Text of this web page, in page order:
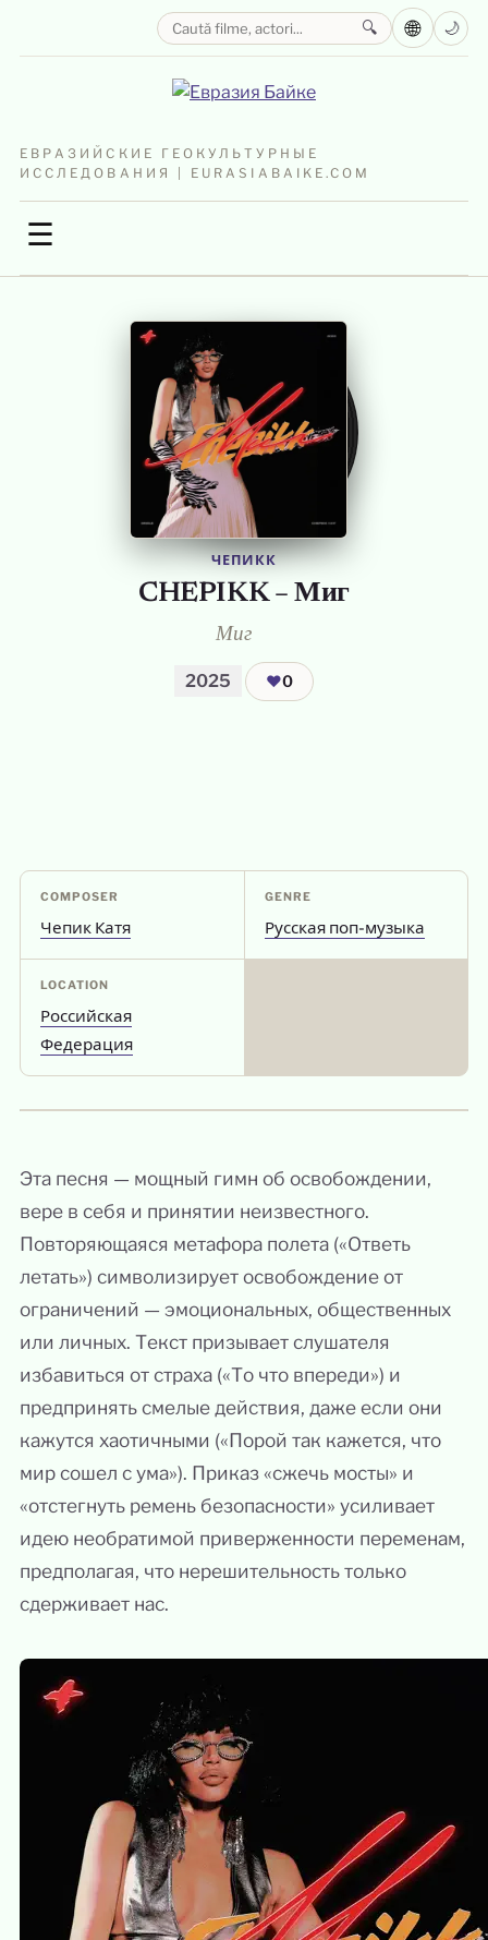
ЕВРАЗИЙСКИЕ ГЕОКУЛЬТУРНЫЕ
ИССЛЕДОВАНИЯ | EURASIABAIKE.COM
☰
🔍 🌐 🌙
ЧЕПИКК
CHEPIKK – Миг
Миг
2025 ❤0
COMPOSER
Чепик Катя
GENRE
Русская поп-музыка
LOCATION
Российская
Федерация
Эта песня — мощный гимн об освобождении,
вере в себя и принятии неизвестного.
Повторяющаяся метафора полета («Ответь
летать») символизирует освобождение от
ограничений — эмоциональных, общественных
или личных. Текст призывает слушателя
избавиться от страха («То что впереди») и
предпринять смелые действия, даже если они
кажутся хаотичными («Порой так кажется, что
мир сошел с ума»). Приказ «сжечь мосты» и
«отстегнуть ремень безопасности» усиливает
идею необратимой приверженности переменам,
предполагая, что нерешительность только
сдерживает нас.